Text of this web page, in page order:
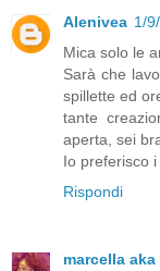
Alenivea 1/
Mica solo le
Sarà che
spillette ed
tante
aperta, sei
Io preferisco
Rispondi
marcella aka